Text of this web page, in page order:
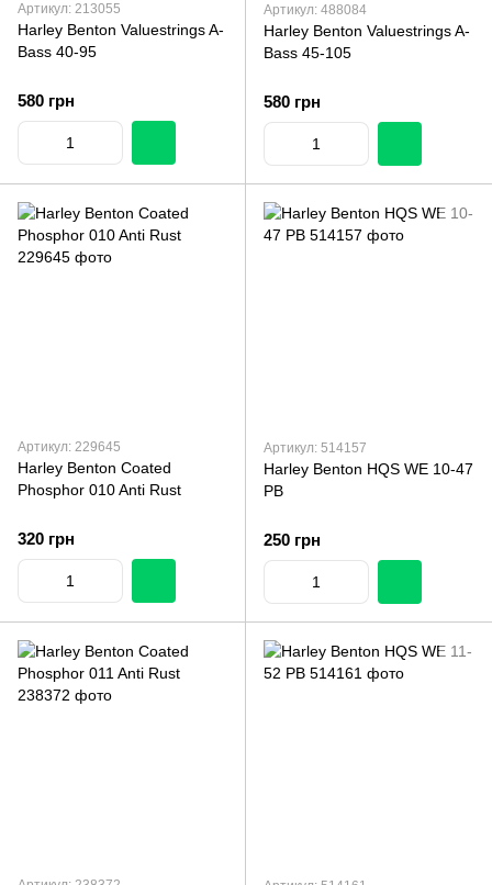
Артикул: 213055
Harley Benton Valuestrings A-
Bass 40-95
580 грн
Артикул: 488084
Harley Benton Valuestrings A-
Bass 45-105
580 грн
Артикул: 229645
Harley Benton Coated
Phosphor 010 Anti Rust
320 грн
Артикул: 514157
Harley Benton HQS WE 10-47
PB
250 грн